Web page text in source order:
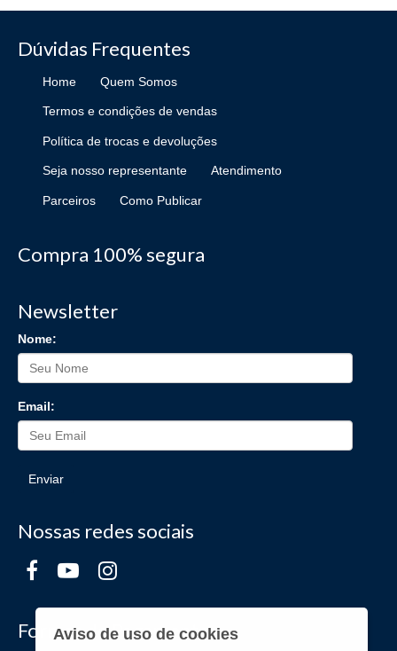
Dúvidas Frequentes
Home Quem Somos
Termos e condições de vendas
Política de trocas e devoluções
Seja nosso representante Atendimento
Parceiros Como Publicar
Compra 100% segura
Newsletter
Nome:
Email:
Enviar
Nossas redes sociais
Formas de Pagamento
Aviso de uso de cookies